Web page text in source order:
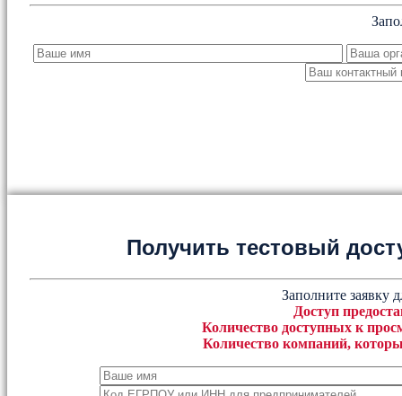
Получить тестовый
Заполните заявку
Доступ
Количество доступных к
Количество компаний,